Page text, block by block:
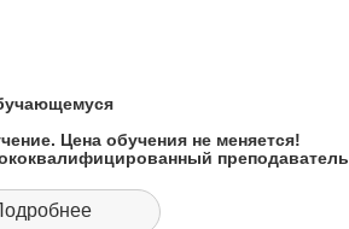
Цена обучения не меняется!
преподаватель